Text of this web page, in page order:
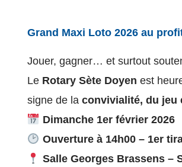
Grand Maxi Loto 2026 au
Jouer, gagner… et surtout
Le Rotary Sète Doyen est
signe de la convivialité, du jeu
Dimanche 1er février 2026
Ouverture à 14h00 – 1er
Salle Georges Brassens–